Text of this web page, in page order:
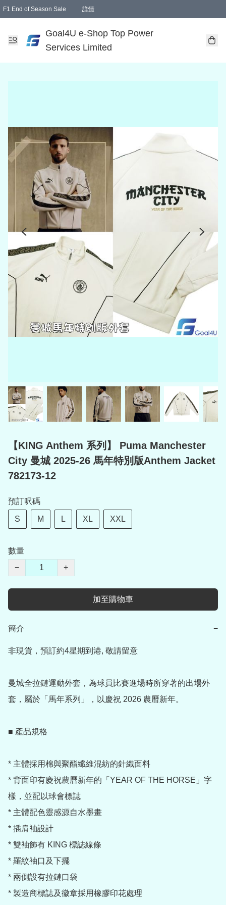
F1 End of Season Sale 詳情
Goal4U e-Shop Top Power
Services Limited
【KING Anthem 系列】 Puma Manchester
City 曼城 2025-26 馬年特別版Anthem Jacket
782173-12
預訂呎碼
S M L XL XXL
數量
−
+
加至購物車
簡介 −
非現貨，預訂約4星期到港, 敬請留意
曼城全拉鏈運動外套，為球員比賽進場時所穿著的出場外
套，屬於「馬年系列」，以慶祝 2026 農曆新年。
■ 產品規格
* 主體採用棉與聚酯纖維混紡的針織面料
* 背面印有慶祝農曆新年的「YEAR OF THE HORSE」字
樣，並配以球會標誌
* 主體配色靈感源自水墨畫
* 插肩袖設計
* 雙袖飾有 KING 標誌線條
* 羅紋袖口及下擺
* 兩側設有拉鏈口袋
* 製造商標誌及徽章採用橡膠印花處理